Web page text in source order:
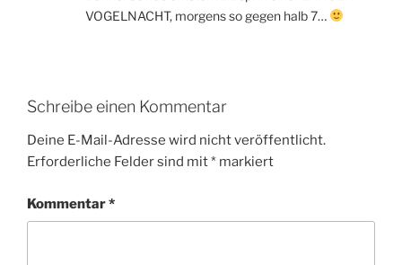
VOGELNACHT, morgens so gegen halb 7…
Schreibe einen Kommentar
Deine E-Mail-Adresse wird nicht veröffentlicht.
Erforderliche Felder sind mit* markiert
Kommentar*